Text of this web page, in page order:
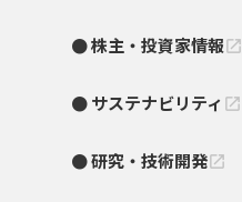
株主・投資家情報open_in_new
サステナビリティ open_in_new
研究・技術開発open_in_new